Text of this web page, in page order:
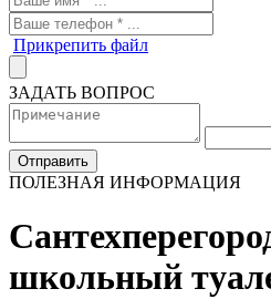
Прикрепить файл
ЗАДАТЬ ВОПРОС
ПОЛЕЗНАЯ ИНФОРМАЦИЯ
школьный